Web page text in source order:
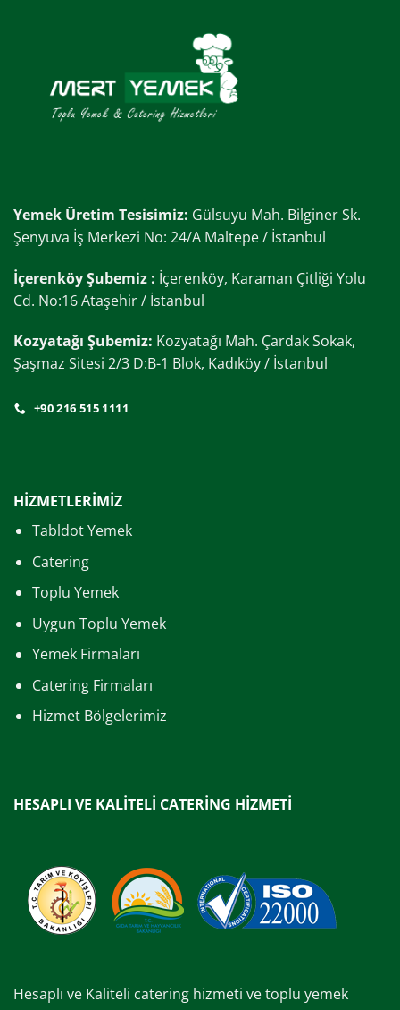
Yemek Üretim Tesisimiz: Gülsuyu Mah. Bilginer Sk.
Şenyuva İş Merkezi No: 24/A Maltepe / İstanbul
İçerenköy Şubemiz : İçerenköy, Karaman Çitliği Yolu
Cd. No:16 Ataşehir / İstanbul
Kozyatağı Şubemiz: Kozyatağı Mah. Çardak Sokak,
Şaşmaz Sitesi 2/3 D:B-1 Blok, Kadıköy / İstanbul
+90 216 515 1111
HİZMETLERİMİZ
Tabldot Yemek
Catering
Toplu Yemek
Uygun Toplu Yemek
Yemek Firmaları
Catering Firmaları
Hizmet Bölgelerimiz
HESAPLI VE KALİTELİ CATERİNG HİZMETİ
Hesaplı ve Kaliteli catering hizmeti ve toplu yemek